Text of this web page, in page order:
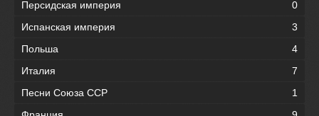
Персидская империя
0
Испанская империя
3
Польша
4
Италия
7
Песни Союза ССР
1